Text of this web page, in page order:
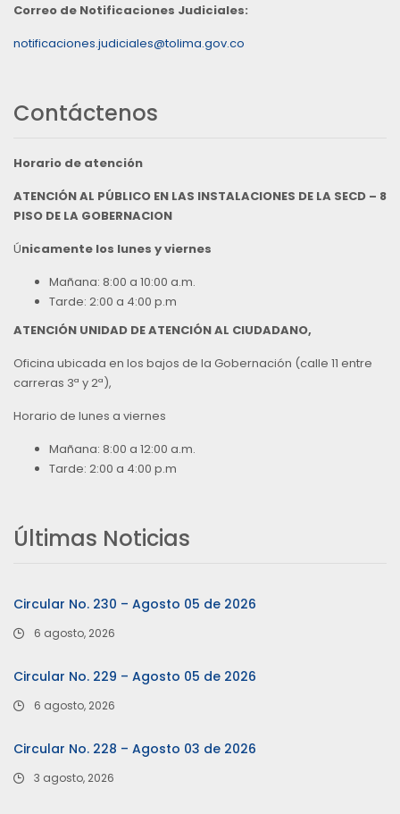
Correo de Notificaciones Judiciales:
notificaciones.judiciales@tolima.gov.co
Contáctenos
Horario de atención
ATENCIÓN AL PÚBLICO EN LAS INSTALACIONES DE LA SECD – 8
PISO DE LA GOBERNACION
Únicamente los lunes y viernes
Mañana: 8:00 a 10:00 a.m.
Tarde: 2:00 a 4:00 p.m
ATENCIÓN UNIDAD DE ATENCIÓN AL CIUDADANO,
Oficina ubicada en los bajos de la Gobernación (calle 11 entre
carreras 3ª y 2ª),
Horario de lunes a viernes
Mañana: 8:00 a 12:00 a.m.
Tarde: 2:00 a 4:00 p.m
Últimas Noticias
Circular No. 230 – Agosto 05 de 2026
6 agosto, 2026
Circular No. 229 – Agosto 05 de 2026
6 agosto, 2026
Circular No. 228 – Agosto 03 de 2026
3 agosto, 2026